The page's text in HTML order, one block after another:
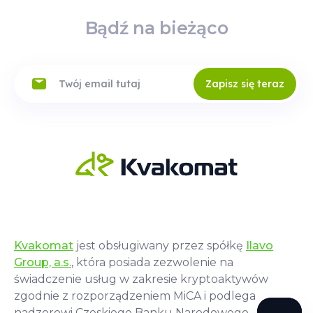
Bądź na bieżąco
Zapisz się teraz
Kvakomat jest obsługiwany przez spółkę Ilavo
Group, a.s., która posiada zezwolenie na
świadczenie usług w zakresie kryptoaktywów
zgodnie z rozporządzeniem MiCA i podlega